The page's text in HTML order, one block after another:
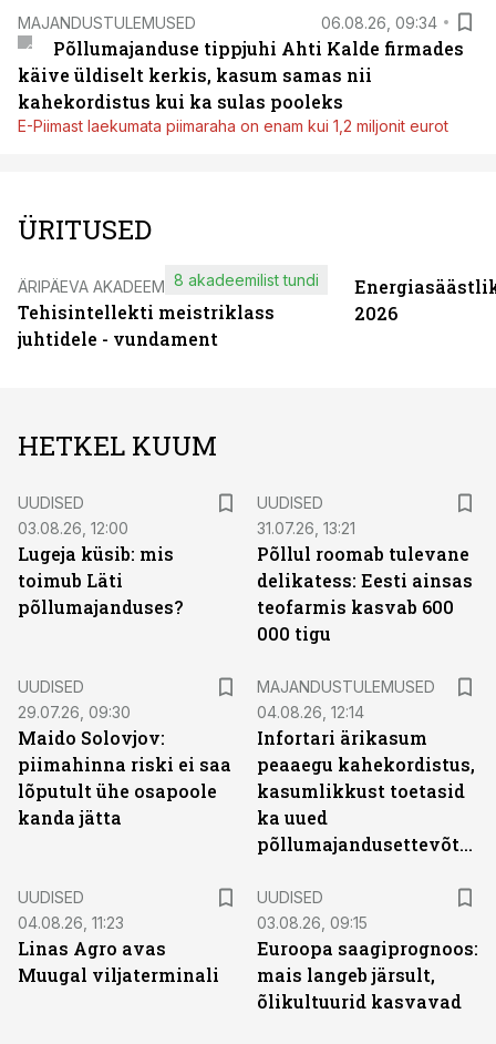
MAJANDUSTULEMUSED 06.08.26, 09:34
Põllumajanduse tippjuhi Ahti Kalde firmades
käive üldiselt kerkis, kasum samas nii
kahekordistus kui ka sulas pooleks
E-Piimast laekumata piimaraha on enam kui 1,2 miljonit eurot
ÜRITUSED
ÄRIPÄEVA AKADEEMIA
Tehisintellekti meistriklass
juhtidele - vundament
8 akadeemilist tundi
2026
HETKEL KUUM
UUDISED
03.08.26, 12:00
Lugeja küsib: mis
toimub Läti
põllumajanduses?
UUDISED
31.07.26, 13:21
Põllul roomab tulevane
delikatess: Eesti ainsas
teofarmis kasvab 600
000 tigu
UUDISED
29.07.26, 09:30
Maido Solovjov:
piimahinna riski ei saa
lõputult ühe osapoole
kanda jätta
MAJANDUSTULEMUSED
04.08.26, 12:14
Infortari ärikasum
peaaegu kahekordistus,
kasumlikkust toetasid
ka uued
põllumajandusettevõtted
UUDISED
04.08.26, 11:23
Linas Agro avas
Muugal viljaterminali
UUDISED
03.08.26, 09:15
Euroopa saagiprognoos:
mais langeb järsult,
õlikultuurid kasvavad